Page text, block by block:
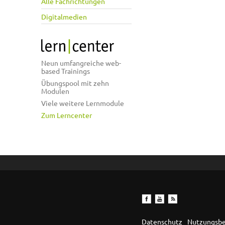
Digitalmedien
Neun umfangreiche web-
based Trainings
Übungspool mit zehn
Modulen
Viele weitere Lernmodule
Zum Lerncenter
Datenschutz